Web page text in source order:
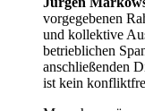
vorgegebenen
und kollektive
betrieblichen
anschließenden
ist kein